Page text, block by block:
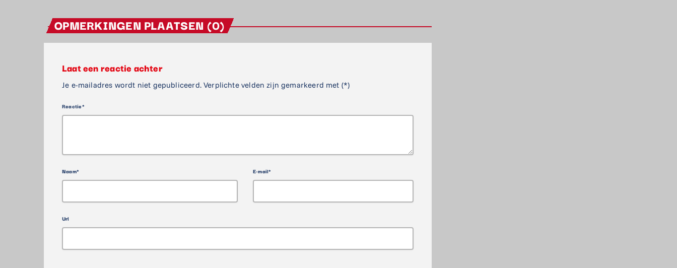
OPMERKINGEN PLAATSEN (0)
Laat een reactie achter
Je e-mailadres wordt niet gepubliceerd. Verplichte velden zijn gemarkeerd met (*)
Reactie*
Naam* E-mail*
Url